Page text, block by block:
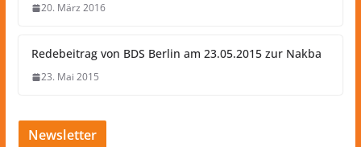
20. März 2016
Redebeitrag von BDS Berlin am 23.05.2015 zur Nakba
23. Mai 2015
Newsletter